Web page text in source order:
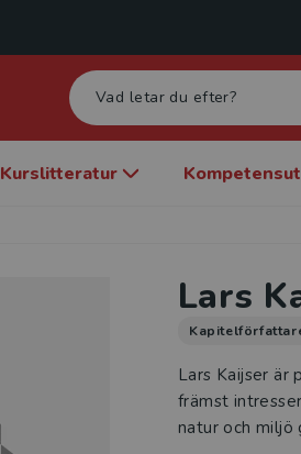
Kurslitteratur
Lars
Lars Kaijser är
främst
natur och miljö